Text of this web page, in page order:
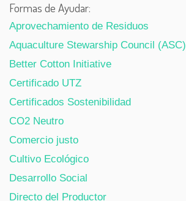
Formas de Ayudar:
Aprovechamiento de Residuos
Aquaculture Stewarship Council (ASC)
Better Cotton Initiative
Certificado UTZ
Certificados Sostenibilidad
CO2 Neutro
Comercio justo
Cultivo Ecológico
Desarrollo Social
Directo del Productor